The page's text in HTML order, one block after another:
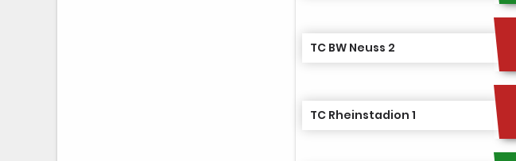
TC BW Neuss 2
TC Rheinstadion 1